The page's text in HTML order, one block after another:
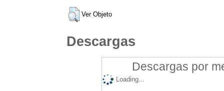
Ver Objeto
Descargas
Descargas por
Loading...